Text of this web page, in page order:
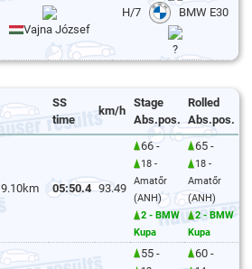
Vajna József
H/7 BMW E30
?
SS
time
km/h
Stage
Abs.pos.
Rolled
Abs.pos.
9.10km 05:50.4 93.49
66 -
18 -
Amatőr
(ANH)
2 - BMW
Kupa
65 -
18 -
Amatőr
(ANH)
2 - BMW
Kupa
55 - 60 -